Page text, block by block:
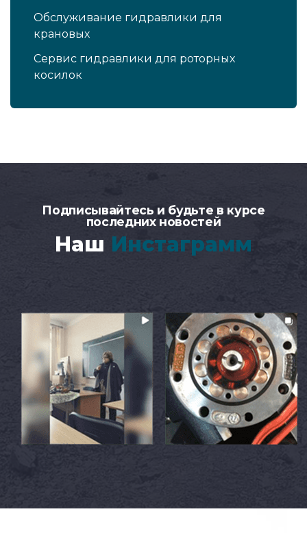
Обслуживание гидравлики для
крановых
Сервис гидравлики для роторных
косилок
Подписывайтесь и будьте в курсе
последних новостей
Наш Инстаграмм